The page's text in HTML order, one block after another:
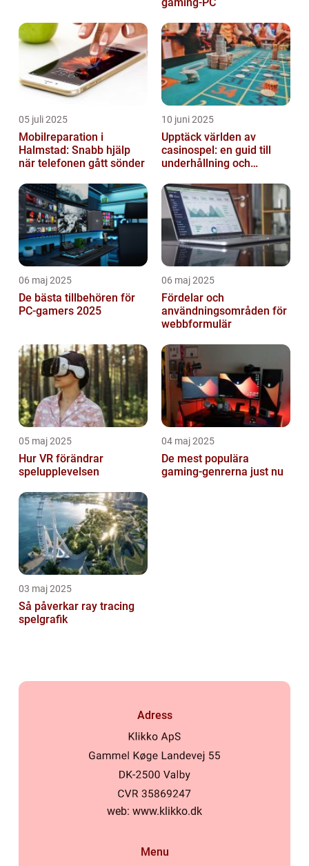
05 juli 2025
Mobilreparation i
Halmstad: Snabb hjälp
när telefonen gått sönder
10 juni 2025
Upptäck världen av
casinospel: en guid till
underhållning och
06 maj 2025
De bästa tillbehören för
PC-gamers 2025
06 maj 2025
Fördelar och
användningsområden för
webbformulär
05 maj 2025
Hur VR förändrar
spelupplevelsen
04 maj 2025
De mest populära
gaming-genrerna just nu
03 maj 2025
Så påverkar ray tracing
spelgrafik
Adress
web: www.klikko.dk
Menu